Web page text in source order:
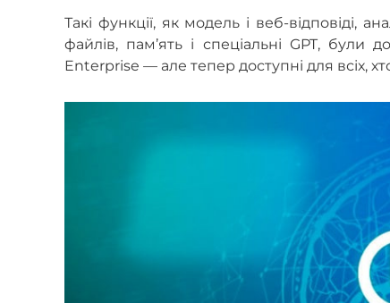
Такі функції, як модель і веб-відповіді,
файлів, пам’ять і спеціальні GPT, були
Enterprise — але тепер доступні для всіх,